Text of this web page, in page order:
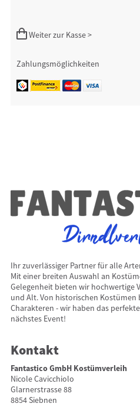
Weiter zur Kasse >
Zahlungsmöglichkeiten
Ihr zuverlässiger Partner für alle
Mit einer breiten Auswahl an
Gelegenheit bieten wir hochwertige
und Alt. Von historischen Kostümen
Charakteren - wir haben das
nächstes Event!
Kontakt
Fantastico GmbH Kostümverleih
Nicole Cavicchiolo
Glarnerstrasse 88
8854 Siebnen